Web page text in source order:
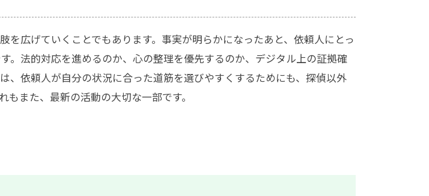
広げていくことでもあります。事実が明らかになったあと、依頼人にとっ
。法的対応を進めるのか、心の整理を優先するのか、デジタル上の証拠確
、依頼人が自分の状況に合った道筋を選びやすくするためにも、探偵以外
また、最新の活動の大切な一部です。